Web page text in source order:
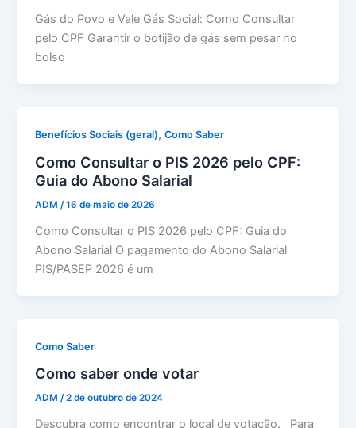
Gás do Povo e Vale Gás Social: Como Consultar
pelo CPF Garantir o botijão de gás sem pesar no
bolso
Benefícios Sociais (geral),Como Saber
Como Consultar o PIS 2026 pelo CPF:
Guia do Abono Salarial
ADM/16 de maio de 2026
Como Consultar o PIS 2026 pelo CPF: Guia do
Abono Salarial O pagamento do Abono Salarial
PIS/PASEP 2026 é um
Como Saber
Como saber onde votar
ADM/2 de outubro de 2024
Descubra como encontrar o local de votação. Para